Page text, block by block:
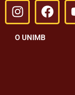
O UNIMB